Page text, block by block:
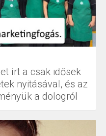
írt a csak idősek
nyitásával, és az
a dologról